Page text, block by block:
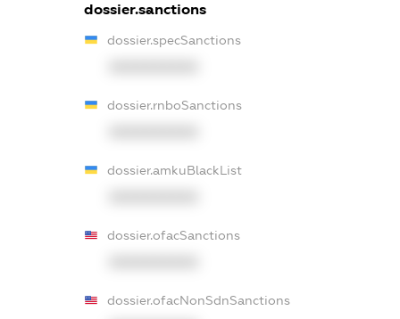
dossier.sanctions
dossier.specSanctions
dossier.rnboSanctions
dossier.amkuBlackList
dossier.ofacSanctions
dossier.ofacNonSdnSanctions